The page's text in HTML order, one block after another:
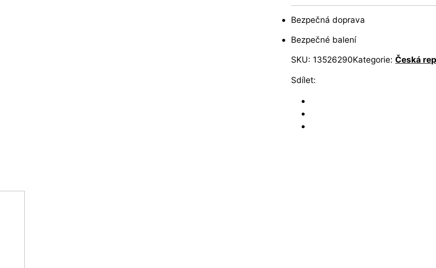
Bezpečná doprava
Bezpečné balení
SKU: 13526290Kategorie: Česká
Sdílet: